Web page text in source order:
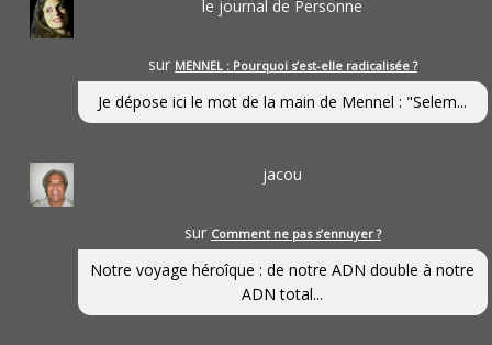
le journal de Personne
sur MENNEL : Pourquoi s’est-elle radicalisée ?
Je dépose ici le mot de la main de Mennel : "Selem...
jacou
sur Comment ne pas s’ennuyer ?
Notre voyage héroîque : de notre ADN double à notre
ADN total...